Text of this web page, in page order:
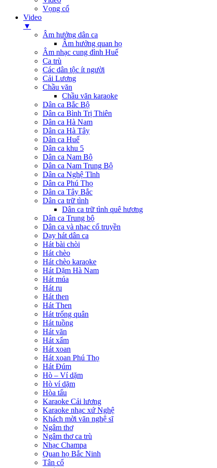
Vọng cổ
Video
▼
Âm hưởng dân ca
Âm hưởng quan họ
Âm nhạc cung đình Huế
Ca trù
Các dân tộc ít người
Cải Lương
Chầu văn
Chầu văn karaoke
Dân ca Bắc Bộ
Dân ca Bình Trị Thiên
Dân ca Hà Nam
Dân ca Hà Tây
Dân ca Huế
Dân ca khu 5
Dân ca Nam Bộ
Dân ca Nam Trung Bộ
Dân ca Nghệ Tĩnh
Dân ca Phú Thọ
Dân ca Tây Bắc
Dân ca trữ tình
Dân ca trữ tình quê hương
Dân ca Trung bộ
Dân ca và nhạc cổ truyền
Dạy hát dân ca
Hát bài chòi
Hát chèo
Hát chèo karaoke
Hát Dặm Hà Nam
Hát múa
Hát ru
Hát then
Hát Then
Hát trống quân
Hát tuồng
Hát văn
Hát xẩm
Hát xoan
Hát xoan Phú Thọ
Hát Đúm
Hò – Ví dặm
Hò ví dặm
Hòa tấu
Karaoke Cải lương
Karaoke nhạc xứ Nghệ
Khách mời văn nghệ sĩ
Ngâm thơ
Ngâm thơ ca trù
Nhạc Champa
Quan họ Bắc Ninh
Tân cổ